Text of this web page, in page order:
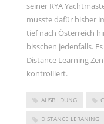
seiner RYA
musste dafür bisher
tief nach Österreich
bisschen jedenfalls.
Distance Learning
kontrolliert.
AUSBILDUNG
DISTANCE LERANING